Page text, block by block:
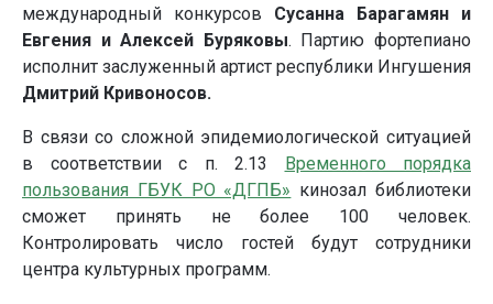
международный конкурсов Сусанна Барагамян и
Евгения и Алексей Буряковы. Партию фортепиано
исполнит заслуженный артист республики Ингушения
Дмитрий Кривоносов.
В связи со сложной эпидемиологической ситуацией
в соответствии с п. 2.13
Временного порядка
пользования ГБУК РО «ДГПБ» кинозал библиотеки
сможет принять не более 100 человек.
Контролировать число гостей будут сотрудники
центра культурных программ.